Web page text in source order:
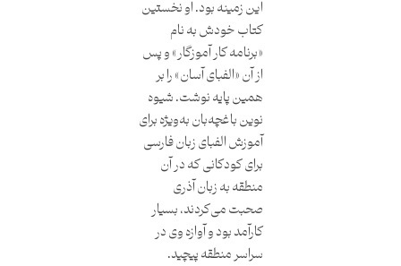
این زمینه بود. او نخستین
کتاب خودش به نام
«برنامه کار آموزگار» و پس
از آن «الفبای آسان» را بر
همین پایه نوشت. شیوه
نوین باغچه‌بان به‌ویژه برای
آموزش الفبای زبان فارسی
برای کودکانی که در آن
منطقه به زبان آذری
صحبت می‌‌کردند، بسیار
کارآمد بود و آوازه وی در
سراسر منطقه پیچید.